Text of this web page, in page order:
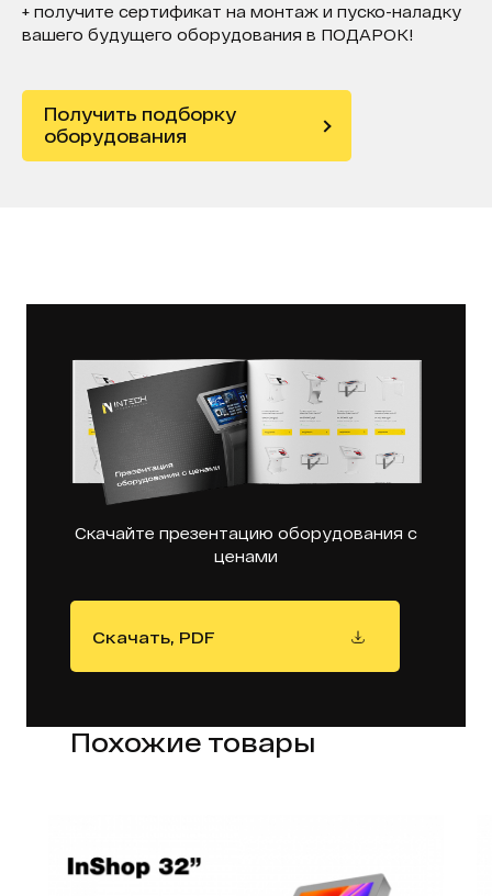
+ получите сертификат на монтаж и пуско-наладку
вашего будущего оборудования в ПОДАРОК!
Получить подборку
оборудования
Скачайте презентацию оборудования с
ценами
Скачать, PDF
Похожие товары